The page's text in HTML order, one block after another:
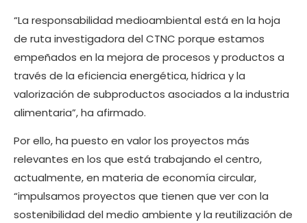
“La responsabilidad medioambiental está en la hoja
de ruta investigadora del CTNC porque estamos
empeñados en la mejora de procesos y productos a
través de la eficiencia energética, hídrica y la
valorización de subproductos asociados a la industria
alimentaria”, ha afirmado.
Por ello, ha puesto en valor los proyectos más
relevantes en los que está trabajando el centro,
actualmente, en materia de economía circular,
“impulsamos proyectos que tienen que ver con la
sostenibilidad del medio ambiente y la reutilización de